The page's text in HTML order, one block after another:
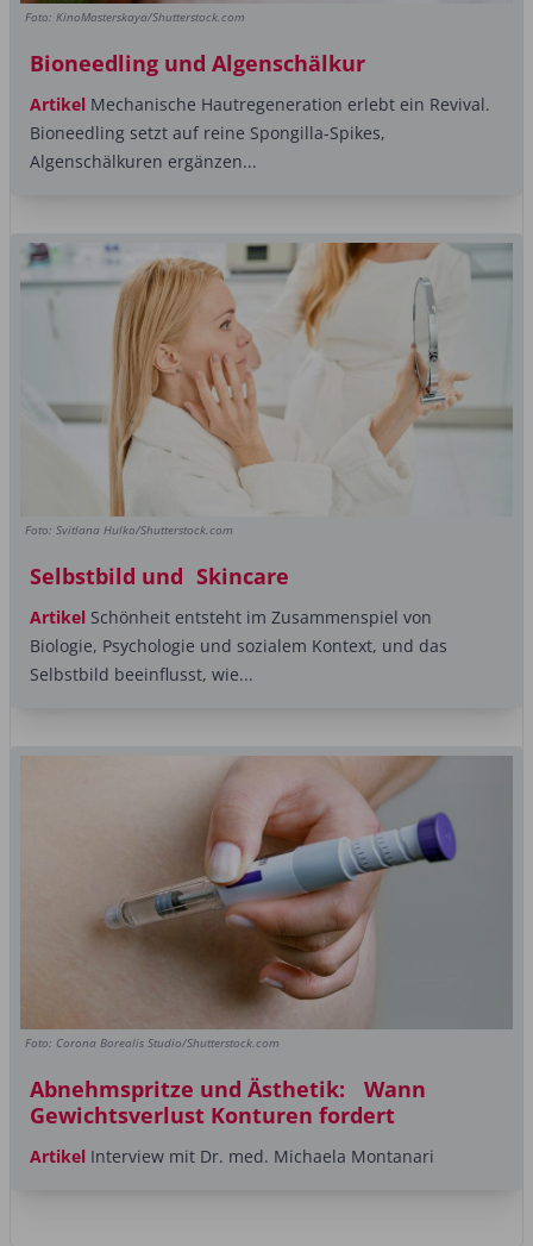
Foto: KinoMasterskaya/Shutterstock.com
Bioneedling und Algenschälkur
Artikel Mechanische Hautregeneration erlebt ein Revival.
Bioneedling setzt auf reine Spongilla-Spikes,
Algenschälkuren ergänzen...
Foto: Svitlana Hulko/Shutterstock.com
Selbstbild und Skincare
Artikel Schönheit entsteht im Zusammenspiel von
Biologie, Psychologie und sozialem ­Kontext, und das
Selbstbild beeinflusst, wie...
Foto: Corona Borealis Studio/Shutterstock.com
Abnehmspritze und Ästhetik: Wann
Gewichtsverlust Konturen fordert
Artikel Interview mit Dr. med. Michaela Montanari